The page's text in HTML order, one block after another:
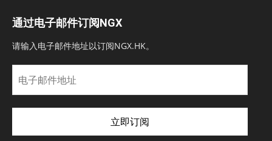
通过电子邮件订阅NGX
请输入电子邮件地址以订阅NGX.HK。
子
邮
件
址
立即订阅